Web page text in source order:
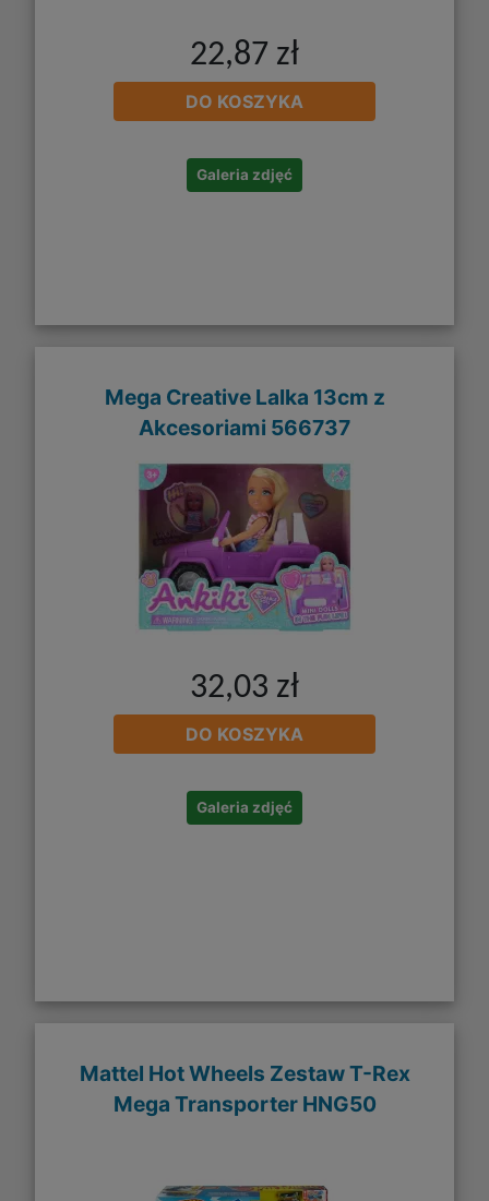
22,87 zł
DO KOSZYKA
Galeria zdjęć
Mega Creative Lalka 13cm z
Akcesoriami 566737
32,03 zł
DO KOSZYKA
Galeria zdjęć
Mattel Hot Wheels Zestaw T-Rex
Mega Transporter HNG50